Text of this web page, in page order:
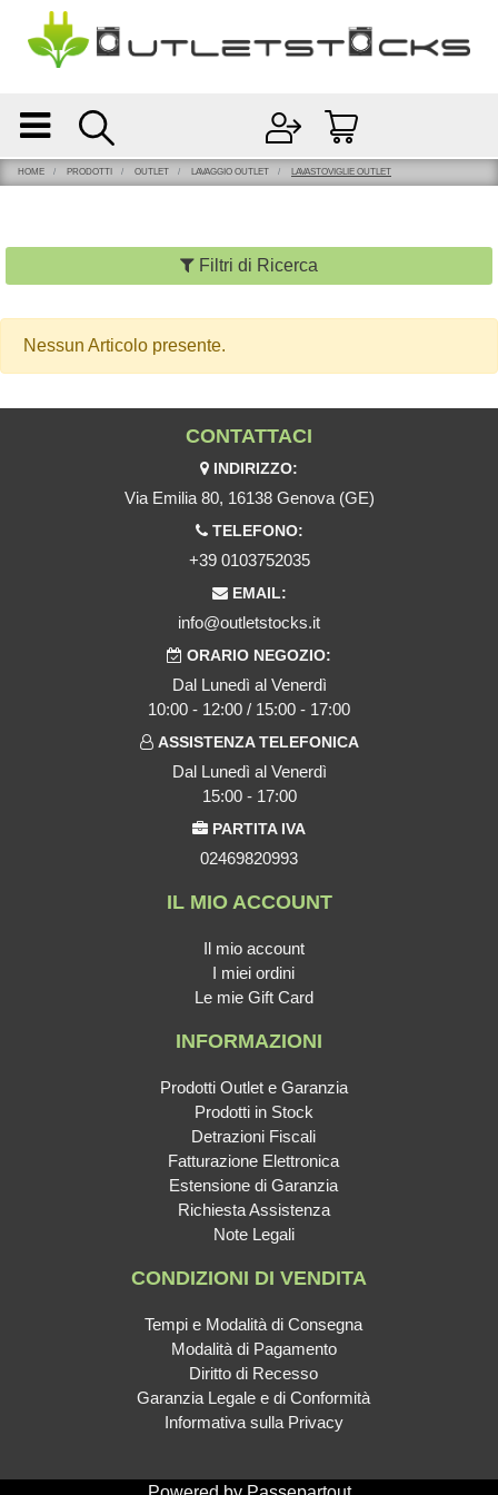
Open menu
HOME PRODOTTI OUTLET LAVAGGIO OUTLET LAVASTOVIGLIE OUTLET
Filtri di Ricerca
Nessun Articolo presente.
CONTATTACI
INDIRIZZO:
Via Emilia 80, 16138 Genova (GE)
TELEFONO:
+39 0103752035
EMAIL:
info@outletstocks.it
ORARIO NEGOZIO:
Dal Lunedì al Venerdì
10:00 - 12:00 / 15:00 - 17:00
ASSISTENZA TELEFONICA
Dal Lunedì al Venerdì
15:00 - 17:00
PARTITA IVA
02469820993
IL MIO ACCOUNT
Il mio account
I miei ordini
Le mie Gift Card
INFORMAZIONI
Prodotti Outlet e Garanzia
Prodotti in Stock
Detrazioni Fiscali
Fatturazione Elettronica
Estensione di Garanzia
Richiesta Assistenza
Note Legali
CONDIZIONI DI VENDITA
Tempi e Modalità di Consegna
Modalità di Pagamento
Diritto di Recesso
Garanzia Legale e di Conformità
Informativa sulla Privacy